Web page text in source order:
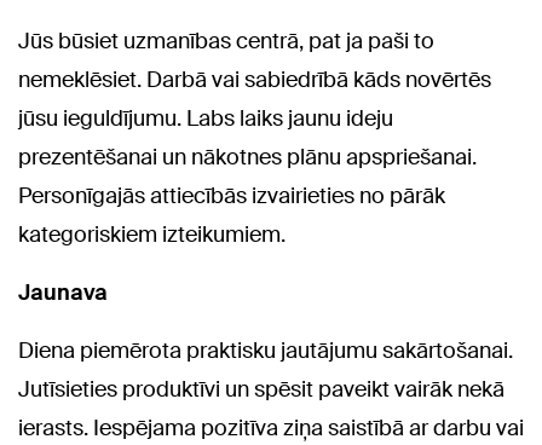
Jūs būsiet uzmanības centrā, pat ja paši to
nemeklēsiet. Darbā vai sabiedrībā kāds novērtēs
jūsu ieguldījumu. Labs laiks jaunu ideju
prezentēšanai un nākotnes plānu apspriešanai.
Personīgajās attiecībās izvairieties no pārāk
kategoriskiem izteikumiem.
Jaunava
Diena piemērota praktisku jautājumu sakārtošanai.
Jutīsieties produktīvi un spēsit paveikt vairāk nekā
ierasts. Iespējama pozitīva ziņa saistībā ar darbu vai